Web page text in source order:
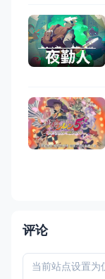
评论